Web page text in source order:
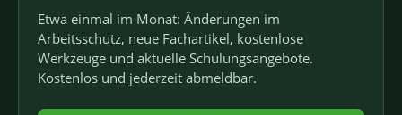
Etwa einmal im Monat: Änderungen im
Arbeitsschutz, neue Fachartikel, kostenlose
Werkzeuge und aktuelle Schulungsangebote.
Kostenlos und jederzeit abmeldbar.